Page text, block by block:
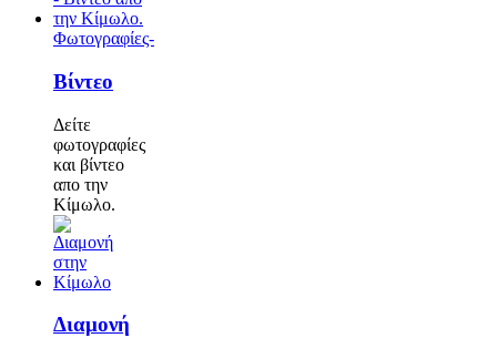
Φωτογραφίες-
Βίντεο
Δείτε
φωτογραφίες
και βίντεο
απο την
Κίμωλο.
Διαμονή